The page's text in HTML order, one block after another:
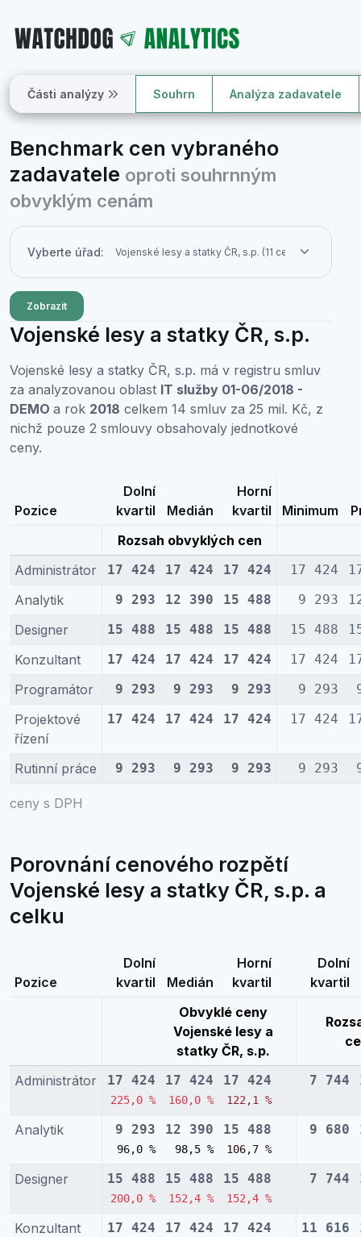
Části analýzy Souhrn Analýza zadavatele
Benchmark cen vybraného
zadavatele oproti souhrnným
obvyklým cenám
Vyberte úřad:
Zobrazit
Vojenské lesy a statky ČR, s.p.
Vojenské lesy a statky ČR, s.p. má v registru smluv
za analyzovanou oblast IT služby 01-06/2018 -
DEMO a rok 2018 celkem 14 smluv za 25 mil. Kč, z
nichž pouze 2 smlouvy obsahovaly jednotkové
ceny.
ceny s DPH
Pozice
Dolní
kvartil
Medián
Horní
kvartil
Minimum
Rozsah obvyklých cen
Administrátor
17 424 17 424 17 424 17 424
Analytik 9 293 12 390 15 488 9 293
Designer 15 488 15 488 15 488 15 488
Konzultant 17 424 17 424 17 424 17 424
Programátor 9 293 9 293 9 293 9 293
Projektové
řízení
17 424 17 424 17 424 17 424
Rutinní práce 9 293 9 293 9 293 9 293
Porovnání cenového rozpětí
Vojenské lesy a statky ČR, s.p. a
celku
Pozice
Dolní
kvartil
Medián
Horní
kvartil
Dolní
kvartil
Obvyklé ceny
Vojenské lesy a
statky ČR, s.p.
Administrátor 17 424
225,0 %
17 424
160,0 %
17 424
122,1 %
7 744
Analytik 9 293
96,0 %
12 390
98,5 %
15 488
106,7 %
9 680
Designer 15 488
200,0 %
15 488
152,4 %
15 488
152,4 %
7 744
Konzultant 17 424 17 424 17 424 11 616